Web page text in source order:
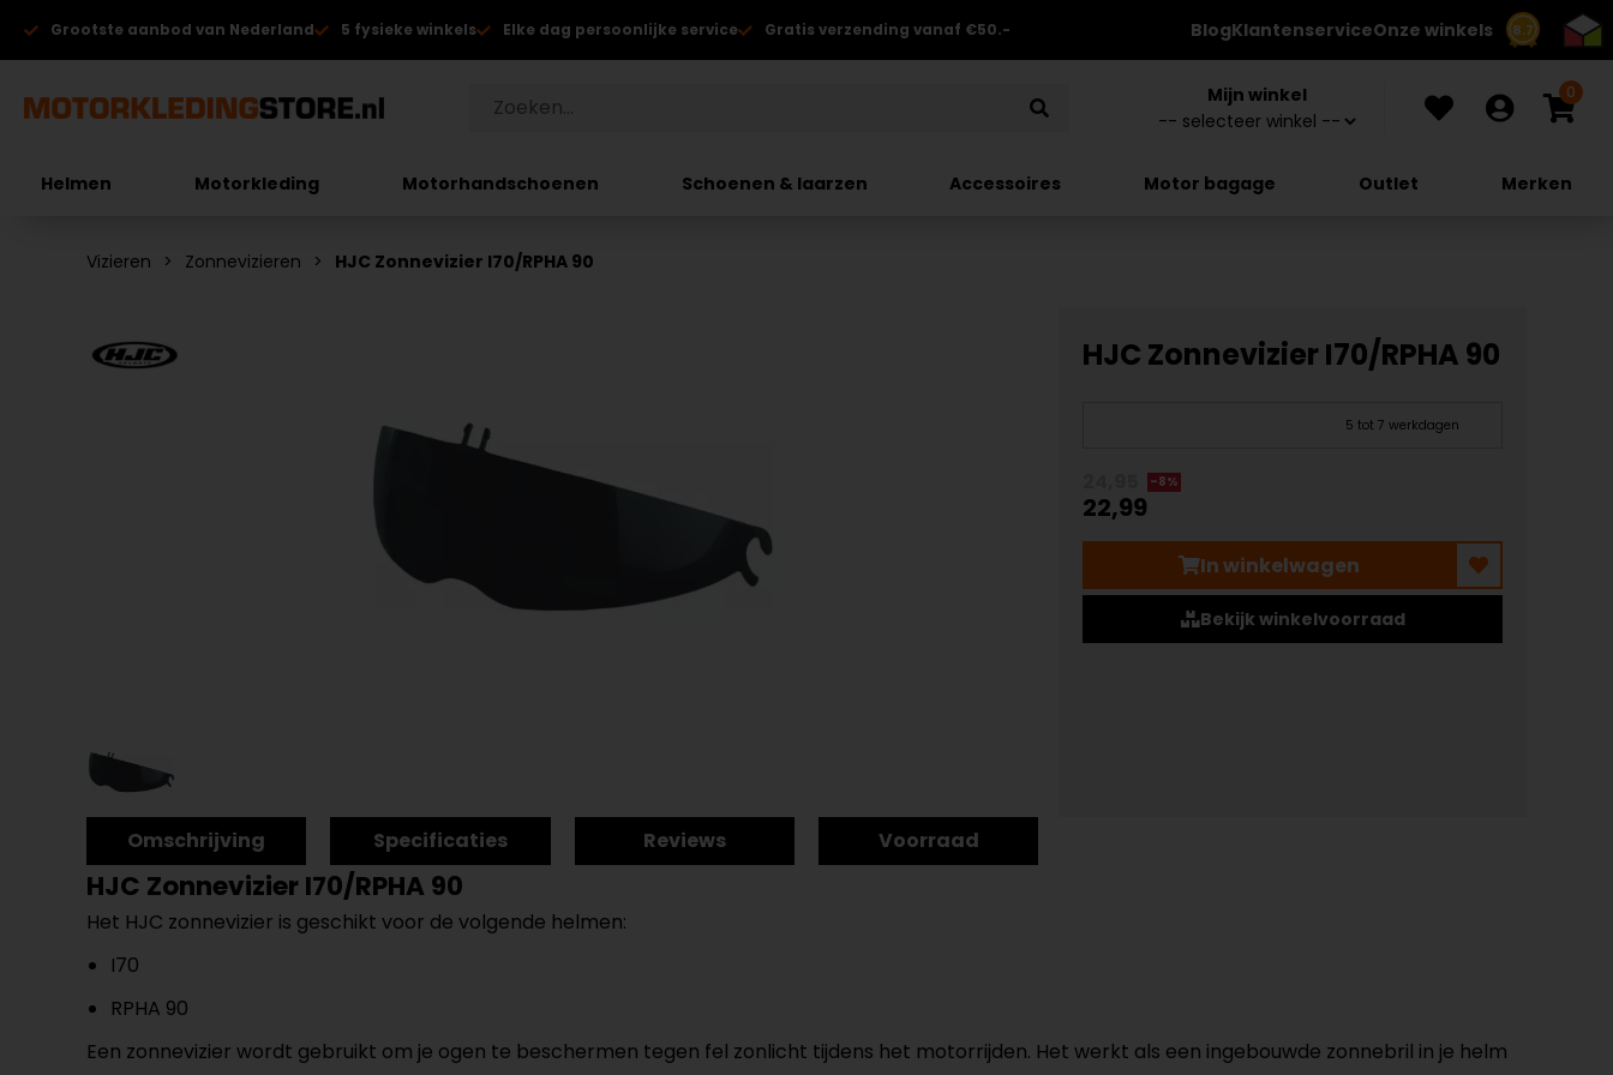
8.7
Grootste aanbod van Nederland 5 fysieke winkels Elke dag persoonlijke service Gratis verzending vanaf €50.- BlogKlantenserviceOnze winkels
Mijn winkel 0
Helmen Motorkleding Motorhandschoenen Schoenen & laarzen Accessoires Motor bagage Outlet Merken
Vizieren Zonnevizieren HJC Zonnevizier I70/RPHA 90
HJC Zonnevizier I70/RPHA 90
5 tot 7 werkdagen
-8%
22,99
In winkelwagen
Bekijk winkelvoorraad
Omschrijving Specificaties Reviews Voorraad
HJC Zonnevizier I70/RPHA 90
Het HJC zonnevizier is geschikt voor de volgende helmen:
I70
RPHA 90
Een zonnevizier wordt gebruikt om je ogen te beschermen tegen fel zonlicht tijdens het motorrijden. Het werkt als een ingebouwde zonnebril in je helm